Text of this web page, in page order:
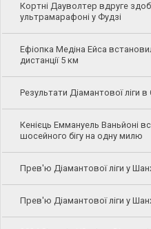
Кортні Дауволтер вдруге
ультрамарафоні у Фудзі
Ефіопка Медіна Ейса
дистанції 5 км
Результати Діамантової ліги
Кенієць Еммануель Ваньйоні
шосейного бігу на одну милю
Прев'ю Діамантової ліги у
Прев'ю Діамантової ліги у